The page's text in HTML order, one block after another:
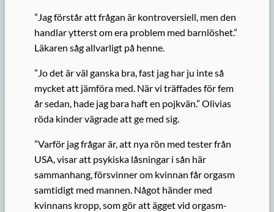
”Jag förstår att frågan är kontroversiell, men den
handlar ytterst om era problem med barnlöshet.”
Läkaren såg allvarligt på henne.
”Jo det är väl ganska bra, fast jag har ju inte så
mycket att jämföra med. När vi träffades för fem
år sedan, hade jag bara haft en pojkvän.” Olivias
röda kinder vägrade att ge med sig.
”Varför jag frågar är, att nya rön med tester från
USA, visar att psykiska låsningar i sån här
sammanhang, försvinner om kvinnan får orgasm
samtidigt med mannen. Något händer med
kvinnans kropp, som gör att ägget vid orgasm-